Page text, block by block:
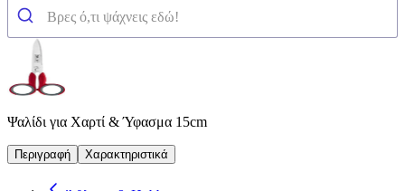
Ψαλίδι για Χαρτί & Ύφασμα 15cm
Περιγραφή Χαρακτηριστικά